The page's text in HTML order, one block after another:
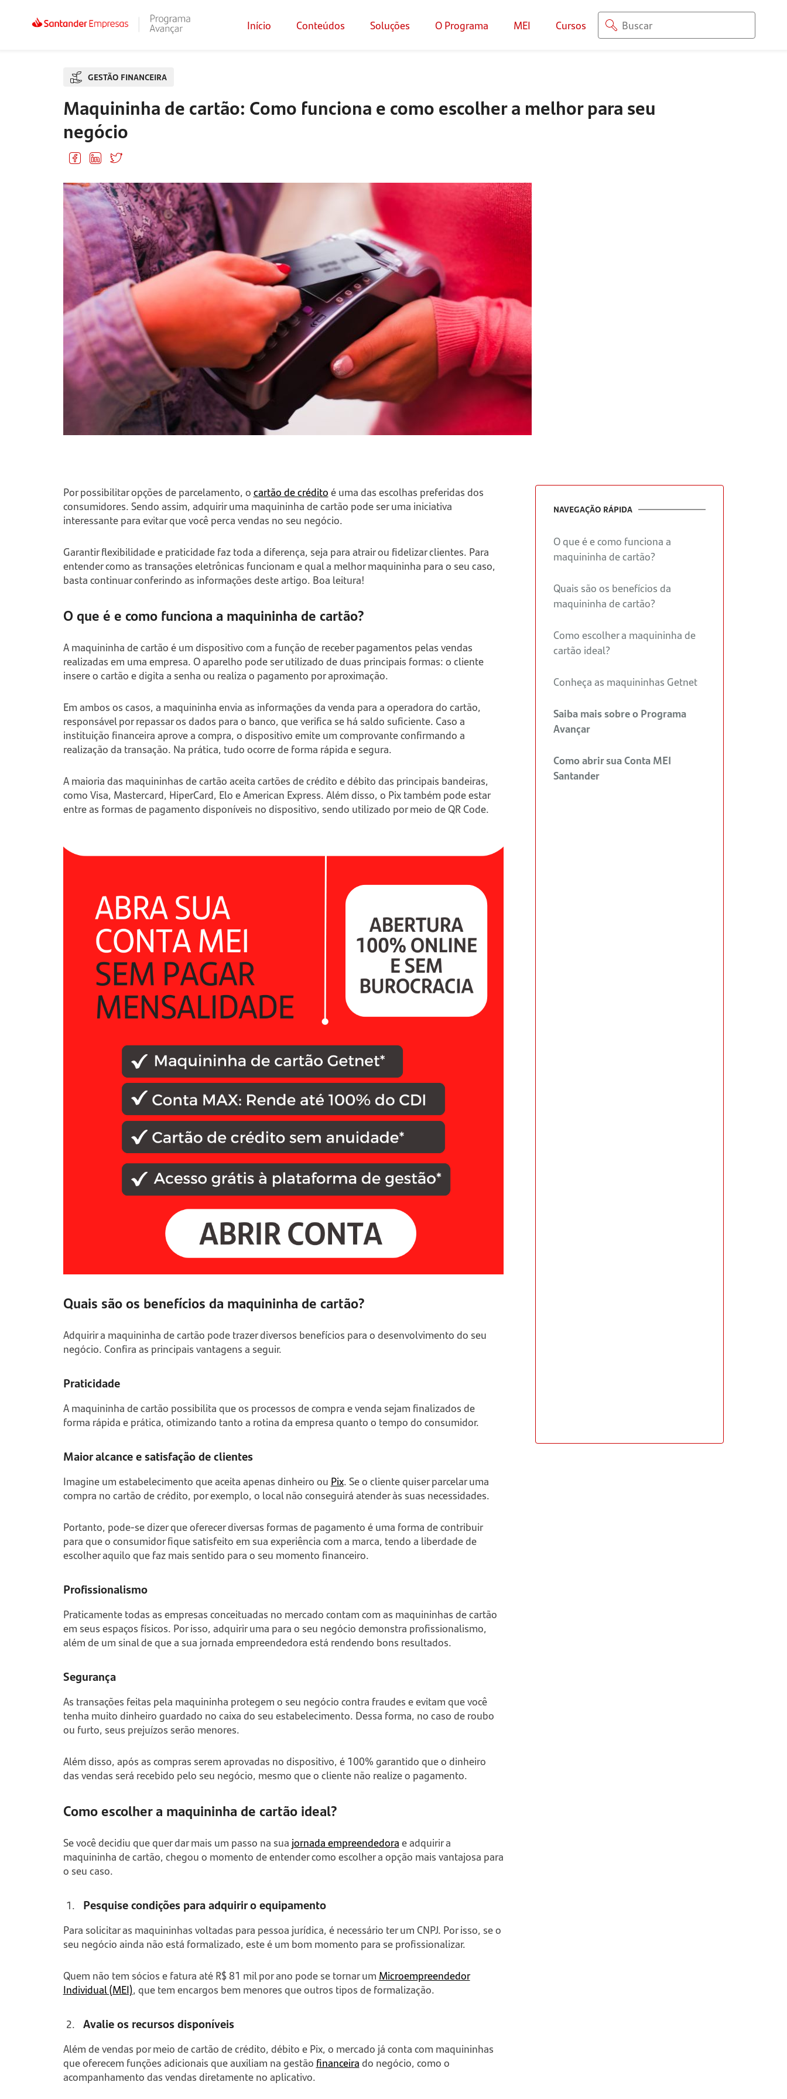
Início Conteúdos Soluções O Programa MEI Cursos
GESTÃO FINANCEIRA
Maquininha de cartão: Como funciona e como escolher a melhor para seu
negócio
Por possibilitar opções de parcelamento, ocartão de créditoé uma das escolhas preferidas dos
consumidores. Sendo assim, adquirir uma maquininha de cartão pode ser uma iniciativa
interessante para evitar que você perca vendas no seu negócio.
Garantir flexibilidade e praticidade faz toda a diferença, seja para atrair ou fidelizar clientes. Para
entender como as transações eletrônicas funcionam e qual a melhor maquininha para o seu caso,
basta continuar conferindo as informações deste artigo. Boa leitura!
O que é e como funciona a maquininha de cartão?
A maquininha de cartão é um dispositivo com a função de receber pagamentos pelas vendas
realizadas em uma empresa. O aparelho pode ser utilizado de duas principais formas: o cliente
insere o cartão e digita a senha ou realiza o pagamento por aproximação.
Em ambos os casos, a maquininha envia as informações da venda para a operadora do cartão,
responsável por repassar os dados para o banco, que verifica se há saldo suficiente. Caso a
instituição financeira aprove a compra, o dispositivo emite um comprovante confirmando a
realização da transação. Na prática, tudo ocorre de forma rápida e segura.
A maioria das maquininhas de cartão aceita cartões de crédito e débito das principais bandeiras,
como Visa, Mastercard, HiperCard, Elo e American Express. Além disso, o Pix também pode estar
entre as formas de pagamento disponíveis no dispositivo, sendo utilizado por meio de QR Code.
Quais são os benefícios da maquininha de cartão?
Adquirir a maquininha de cartão pode trazer diversos benefícios para o desenvolvimento do seu
negócio. Confira as principais vantagens a seguir.
Praticidade
A maquininha de cartão possibilita que os processos de compra e venda sejam finalizados de
forma rápida e prática, otimizando tanto a rotina da empresa quanto o tempo do consumidor.
Maior alcance e satisfação de clientes
Imagine um estabelecimento que aceita apenas dinheiro ou Pix. Se o cliente quiser parcelar uma
compra no cartão de crédito, por exemplo, o local não conseguirá atender às suas necessidades.
Portanto, pode-se dizer que oferecer diversas formas de pagamento é uma forma de contribuir
para que o consumidor fique satisfeito em sua experiência com a marca, tendo a liberdade de
escolher aquilo que faz mais sentido para o seu momento financeiro.
Profissionalismo
Praticamente todas as empresas conceituadas no mercado contam com as maquininhas de cartão
em seus espaços físicos. Por isso, adquirir uma para o seu negócio demonstra profissionalismo,
além de um sinal de que a sua jornada empreendedora está rendendo bons resultados.
Segurança
As transações feitas pela maquininha protegem o seu negócio contra fraudes e evitam que você
tenha muito dinheiro guardado no caixa do seu estabelecimento. Dessa forma, no caso de roubo
ou furto, seus prejuízos serão menores.
Além disso, após as compras serem aprovadas no dispositivo, é 100% garantido que o dinheiro
das vendas será recebido pelo seu negócio, mesmo que o cliente não realize o pagamento.
Como escolher a maquininha de cartão ideal?
Se você decidiu que quer dar mais um passo na sua jornada empreendedorae adquirir a
maquininha de cartão, chegou o momento de entender como escolher a opção mais vantajosa para
o seu caso.
Pesquise condições para adquirir o equipamento
Para solicitar as maquininhas voltadas para pessoa jurídica, é necessário ter um CNPJ. Por isso, se o
seu negócio ainda não está formalizado, este é um bom momento para se profissionalizar.
Quem não tem sócios e fatura até R$ 81 mil por ano pode se tornar um Microempreendedor
Individual (MEI), que tem encargos bem menores que outros tipos de formalização.
Avalie os recursos disponíveis
Além de vendas por meio de cartão de crédito, débito e Pix, o mercado já conta com maquininhas
que oferecem funções adicionais que auxiliam na gestão financeirado negócio, como o
acompanhamento das vendas diretamente no aplicativo.
NAVEGAÇÃO RÁPIDA
O que é e como funciona a
maquininha de cartão?
Quais são os benefícios da
maquininha de cartão?
Como escolher a maquininha de
cartão ideal?
Conheça as maquininhas Getnet
Saiba mais sobre o Programa
Avançar
Como abrir sua Conta MEI
Santander